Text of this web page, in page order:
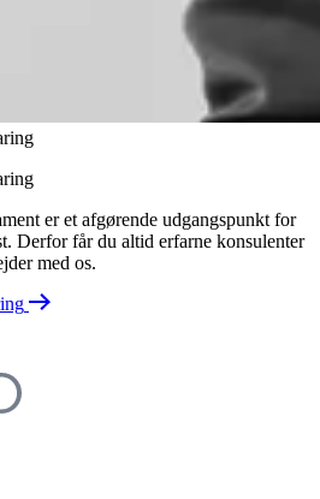
er et afgørende udgangspunkt for
Derfor får du altid erfarne konsulenter
med os.